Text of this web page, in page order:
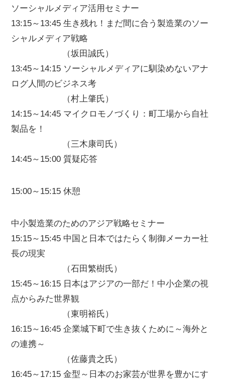
ソーシャルメディア活用セミナー
13:15～13:45 生き残れ！まだ間に合う製造業のソー
シャルメディア戦略
（坂田誠氏）
13:45～14:15 ソーシャルメディアに馴染めないアナ
ログ人間のビジネス考
（村上肇氏）
14:15～14:45 マイクロモノづくり：町工場から自社
製品を！
（三木康司氏）
14:45～15:00 質疑応答
15:00～15:15 休憩
中小製造業のためのアジア戦略セミナー
15:15～15:45 中国と日本ではたらく制御メーカー社
長の現実
（石田繁樹氏）
15:45～16:15 日本はアジアの一部だ！中小企業の視
点からみた世界観
（東明裕氏）
16:15～16:45 企業城下町で生き抜くために～海外と
の連携～
（佐藤貴之氏）
16:45～17:15 金型～日本のお家芸が世界を豊かにす